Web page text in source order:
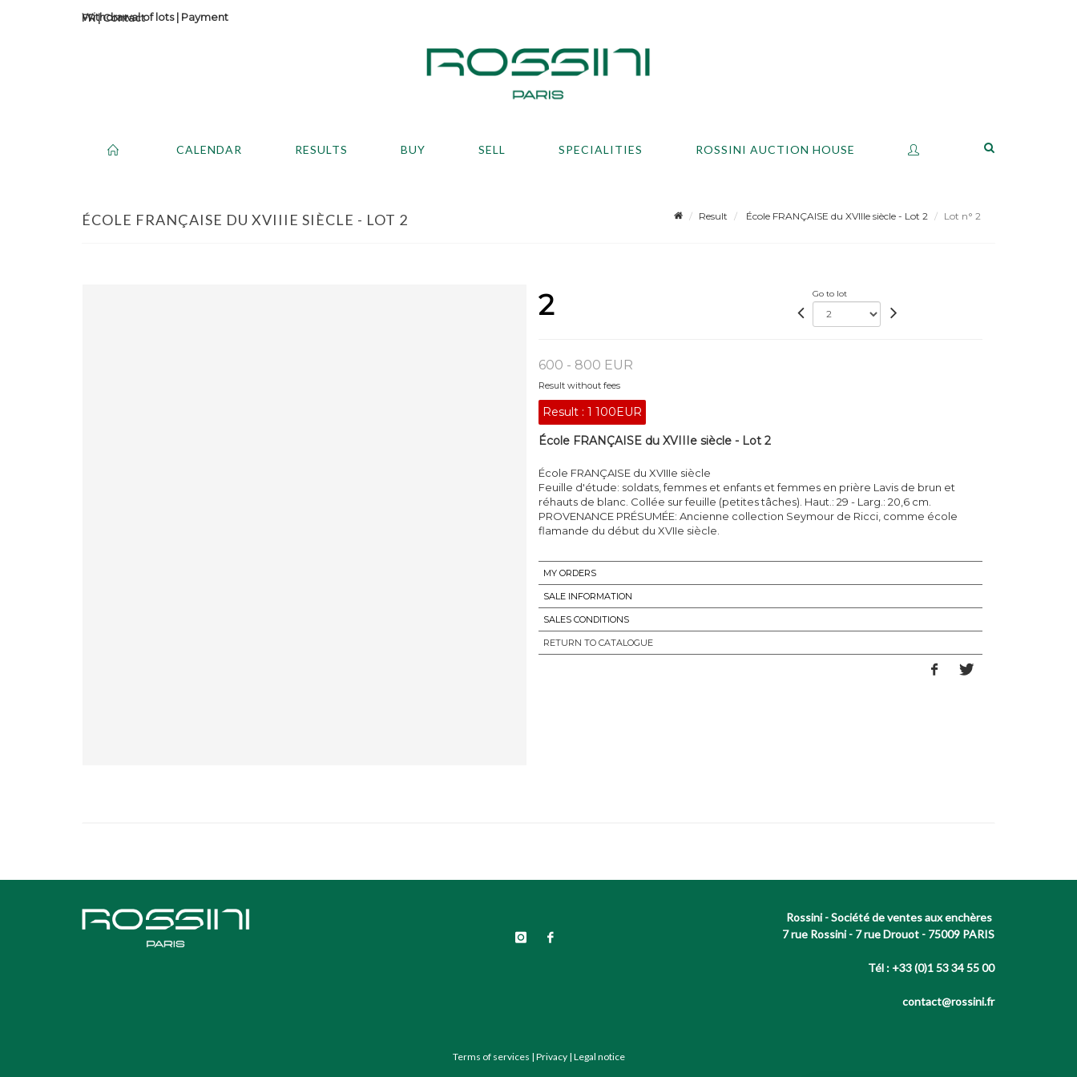
Contact
Withdrawal of lots| Payment
CALENDAR RESULTS BUY SELL SPECIALITIES ROSSINI AUCTION HOUSE
ÉCOLE FRANÇAISE DU XVIIIE SIÈCLE - LOT 2 Result École FRANÇAISE du XVIIIe siècle - Lot 2 Lot n° 2
2 Go to lot
600 - 800 EUR
Result without fees
Result : 1 100EUR
École FRANÇAISE du XVIIIe siècle - Lot 2
École FRANÇAISE du XVIIIe siècle
Feuille d'étude: soldats, femmes et enfants et femmes en prière Lavis de brun et
réhauts de blanc. Collée sur feuille (petites tâches). Haut.: 29 - Larg.: 20,6 cm.
PROVENANCE PRÉSUMÉE: Ancienne collection Seymour de Ricci, comme école
flamande du début du XVIIe siècle.
MY ORDERS
SALE INFORMATION
SALES CONDITIONS
RETURN TO CATALOGUE
Rossini - Société de ventes aux enchères
7 rue Rossini - 7 rue Drouot - 75009 PARIS
Tél : +33 (0)1 53 34 55 00
contact@rossini.fr
Terms of services | Privacy| Legal notice